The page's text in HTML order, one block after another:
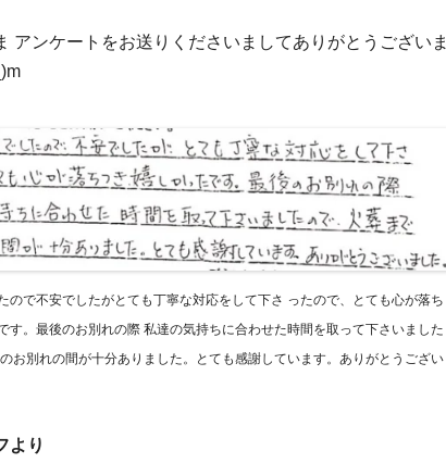
アンケートをお送りくださいましてありがとうございま
ので不安でしたがとても丁寧な対応をして下さ ったので、とても心が落ち
す。最後のお別れの際 私達の気持ちに合わせた時間を取って下さいました
お別れの間が十分ありました。とても感謝しています。ありがとうござい
より